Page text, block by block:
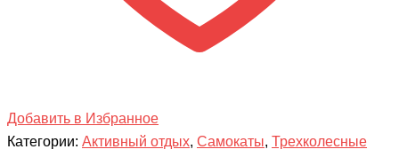
Добавить в Избранное
Категории: Активный отдых, Самокаты, Трехколесные